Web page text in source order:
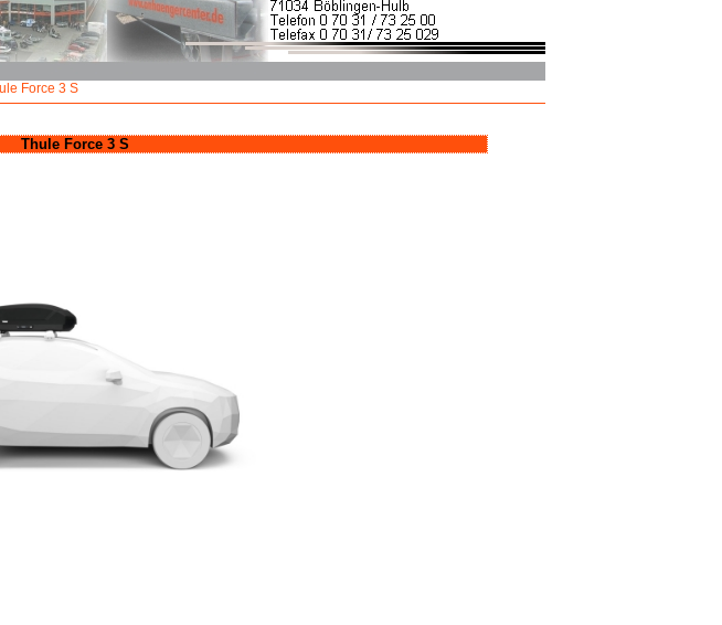
Force 3 S
Thule Force 3 S